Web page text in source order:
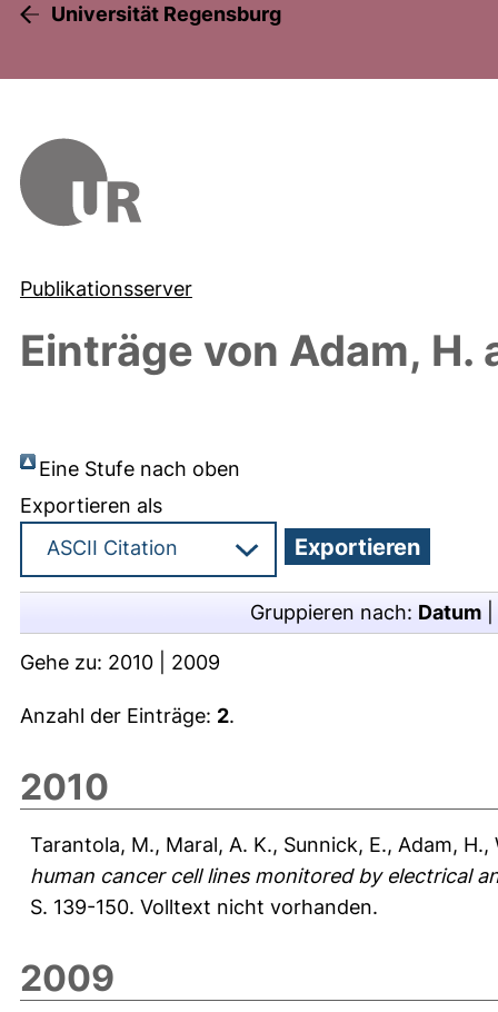
Universität Regensburg
Publikationsserver
Einträge von Adam, H.
Eine Stufe nach oben
Exportieren als
Gruppieren nach: Datum
Gehe zu: 2010 2009
Anzahl der Einträge: 2.
2010
Tarantola, M., Maral, A. K., Sunnick, E., Adam, H.,
human cancer cell lines monitored by electrical
S. 139-150. Volltext nicht vorhanden.
2009